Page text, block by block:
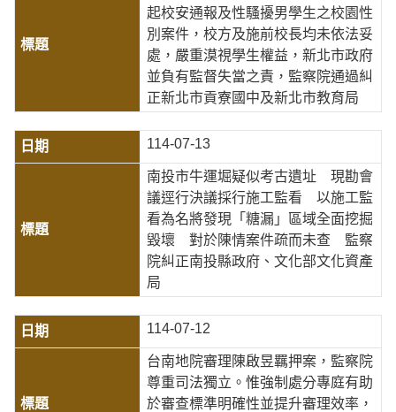
起校安通報及性騷擾男學生之校園性
別案件，校方及施前校長均未依法妥
處，嚴重漠視學生權益，新北市政府
並負有監督失當之責，監察院通過糾
正新北市貢寮國中及新北市教育局
114-07-13
南投市牛運堀疑似考古遺址 現勘會
議逕行決議採行施工監看 以施工監
看為名將發現「糖漏」區域全面挖掘
毀壞 對於陳情案件疏而未查 監察
院糾正南投縣政府、文化部文化資產
局
114-07-12
台南地院審理陳啟昱羈押案，監察院
尊重司法獨立。惟強制處分專庭有助
於審查標準明確性並提升審理效率，